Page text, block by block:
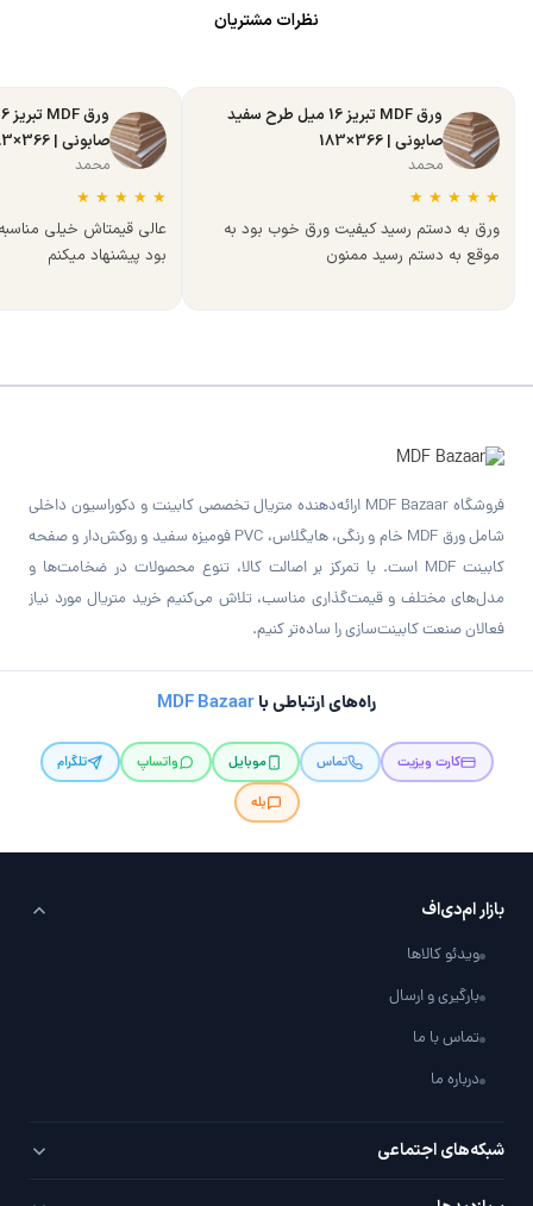
نظرات مشتریان
ورق MDF تبریز 16 میل طرح سفید
صابونی | 366×183
محمد
★
★
★
★
★
ورق به دستم رسید کیفیت ورق خوب بود به
موقع به دستم رسید ممنون
صابونی | 366×183
محمد
★
★
★
★
★
عالی قیمتاش خیلی
بود پیشنهاد میکنم
فروشگاه MDF Bazaar ارائه‌دهنده متریال تخصصی کابینت و دکوراسیون داخلی
شامل ورق MDF خام و رنگی، هایگلاس، PVC فومیزه سفید و روکش‌دار و صفحه
کابینت MDF است. با تمرکز بر اصالت کالا، تنوع محصولات در ضخامت‌ها و
مدل‌های مختلف و قیمت‌گذاری مناسب، تلاش می‌کنیم خرید متریال مورد نیاز
فعالان صنعت کابینت‌سازی را ساده‌تر کنیم.
راه‌های ارتباطی باMDF Bazaar
کارت ویزیت تماس موبایل واتساپ
تلگرام
بله
بازار ام‌دی‌اف
ویدئو کالاها
بارگیری و ارسال
تماس با ما
درباره ما
شبکه‌های اجتماعی
تلگرام